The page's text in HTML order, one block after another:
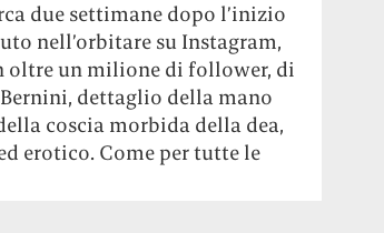
due settimane dopo l’inizio
nell’orbitare su Instagram,
oltre un milione di follower, di
dettaglio della mano
coscia morbida della dea,
erotico. Come per tutte le